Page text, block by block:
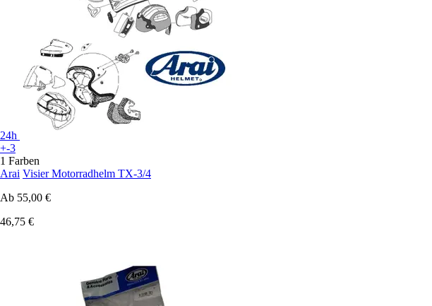
24h
+-3
1 Farben
Arai Visier Motorradhelm TX-3/4
Ab 55,00 €
46,75 €